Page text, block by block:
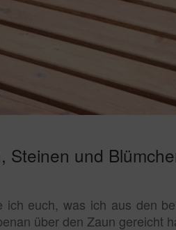
Steinen und
euch, was ich aus den
über den Zaun gereicht